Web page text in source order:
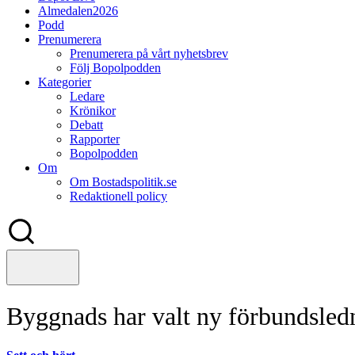
Almedalen2026
Podd
Prenumerera
Prenumerera på vårt nyhetsbrev
Följ Bopolpodden
Kategorier
Ledare
Krönikor
Debatt
Rapporter
Bopolpodden
Om
Om Bostadspolitik.se
Redaktionell policy
Byggnads har valt ny